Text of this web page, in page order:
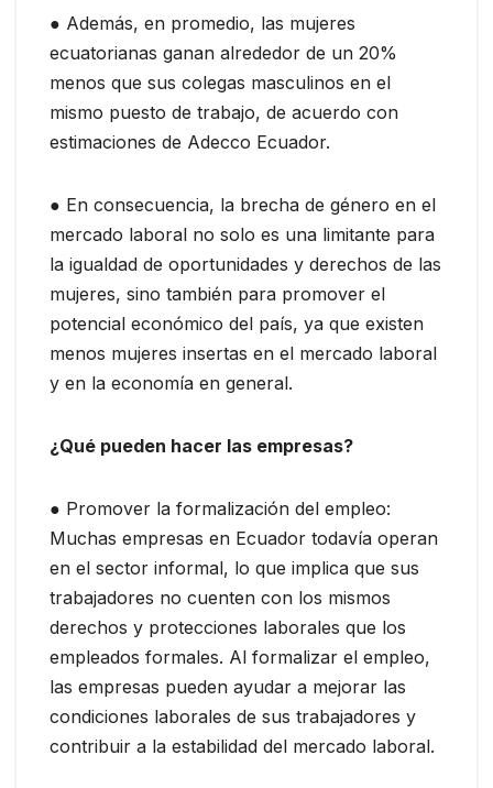
● Además, en promedio, las mujeres
ecuatorianas ganan alrededor de un 20%
menos que sus colegas masculinos en el
mismo puesto de trabajo, de acuerdo con
estimaciones de Adecco Ecuador.
● En consecuencia, la brecha de género en el
mercado laboral no solo es una limitante para
la igualdad de oportunidades y derechos de las
mujeres, sino también para promover el
potencial económico del país, ya que existen
menos mujeres insertas en el mercado laboral
y en la economía en general.
¿Qué pueden hacer las empresas?
● Promover la formalización del empleo:
Muchas empresas en Ecuador todavía operan
en el sector informal, lo que implica que sus
trabajadores no cuenten con los mismos
derechos y protecciones laborales que los
empleados formales. Al formalizar el empleo,
las empresas pueden ayudar a mejorar las
condiciones laborales de sus trabajadores y
contribuir a la estabilidad del mercado laboral.